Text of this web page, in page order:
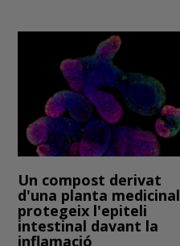
Un compost derivat
d'una planta medicinal
protegeix l'epiteli
intestinal davant la
inflamació